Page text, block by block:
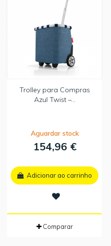
Trolley para Compras
Azul Twist –...
Aguardar stock
154,96 €
Adicionar ao carrinho
Comparar